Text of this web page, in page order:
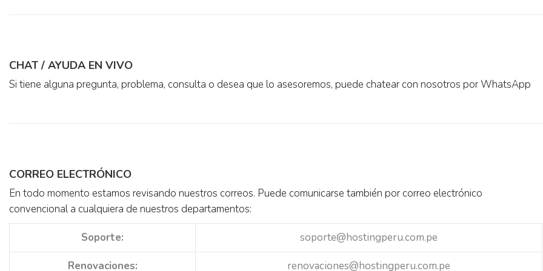
CHAT / AYUDA EN VIVO
Si tiene alguna pregunta, problema, consulta o desea que lo asesoremos, puede chatear con nosotros por WhatsApp
CORREO ELECTRÓNICO
En todo momento estamos revisando nuestros correos. Puede comunicarse también por correo electrónico
convencional a cualquiera de nuestros departamentos:
Soporte: soporte@hostingperu.com.pe
Renovaciones: renovaciones@hostingperu.com.pe